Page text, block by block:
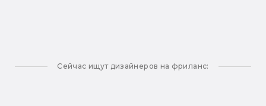
Сейчас ищут дизайнеров на фриланс: